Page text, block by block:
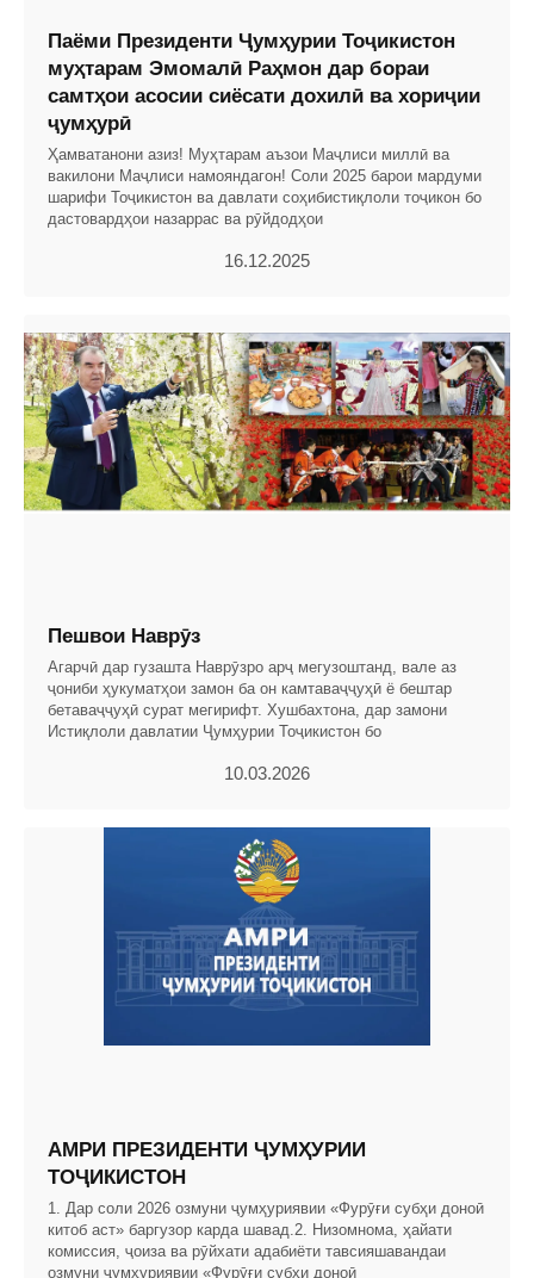
Паёми Президенти Ҷумҳурии Тоҷикистон
муҳтарам Эмомалӣ Раҳмон дар бораи
самтҳои асосии сиёсати дохилӣ ва хориҷии
ҷумҳурӣ
Ҳамватанони азиз! Муҳтарам аъзои Маҷлиси миллӣ ва
вакилони Маҷлиси намояндагон! Соли 2025 барои мардуми
шарифи Тоҷикистон ва давлати соҳибистиқлоли тоҷикон бо
дастовардҳои назаррас ва рӯйдодҳои
16.12.2025
Пешвои Наврӯз
Агарчӣ дар гузашта Наврӯзро арҷ мегузоштанд, вале аз
ҷониби ҳукуматҳои замон ба он камтаваҷҷуҳӣ ё бештар
бетаваҷҷуҳӣ сурат мегирифт. Хушбахтона, дар замони
Истиқлоли давлатии Ҷумҳурии Тоҷикистон бо
10.03.2026
АМРИ ПРЕЗИДЕНТИ ҶУМҲУРИИ
ТОҶИКИСТОН
1. Дар соли 2026 озмуни ҷумҳуриявии «Фурӯғи субҳи доноӣ
китоб аст» баргузор карда шавад.2. Низомнома, ҳайати
комиссия, ҷоиза ва рӯйхати адабиёти тавсияшавандаи
озмуни ҷумҳуриявии «Фурӯғи субҳи доноӣ